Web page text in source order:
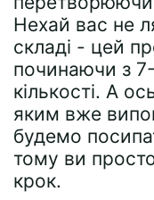
Нехай вас не
складі - цей
починаючи з 7-
кількості. А
яким вже
будемо
тому ви
крок.